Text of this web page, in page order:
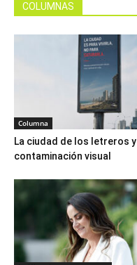
COLUMNAS
Columna
La ciudad de los letreros y
contaminación visual